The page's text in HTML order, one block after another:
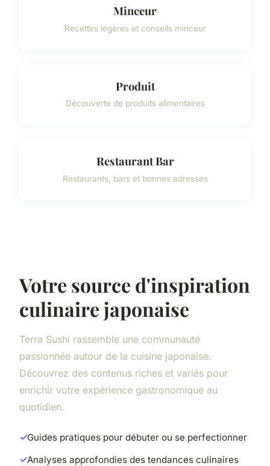
Minceur
Recettes légères et conseils minceur
Produit
Découverte de produits alimentaires
Restaurant Bar
Restaurants, bars et bonnes adresses
Votre source d'inspiration
culinaire japonaise
Terra Sushi rassemble une communauté
passionnée autour de la cuisine japonaise.
Découvrez des contenus riches et variés pour
enrichir votre expérience gastronomique au
quotidien.
Guides pratiques pour débuter ou se perfectionner
Analyses approfondies des tendances culinaires